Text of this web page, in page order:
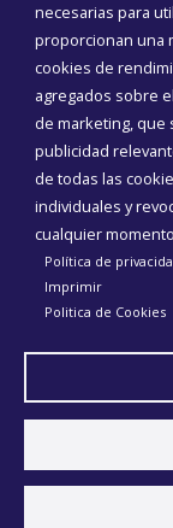
necesarias para
proporcionan una
cookies de
agregados sobre
de marketing, que
publicidad
de todas las
individuales y
cualquier
Política de
Imprimir
Politica de Cookies
Aviso Legal